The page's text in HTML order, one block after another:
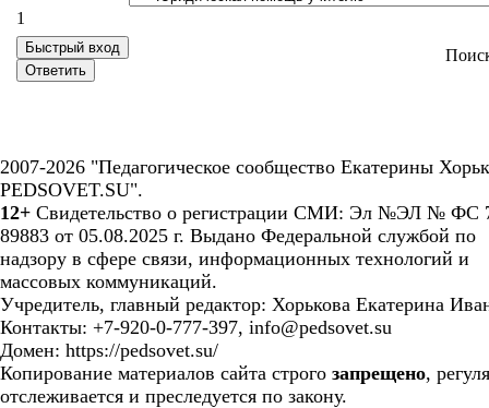
1
2007-2026 "Педагогическое сообщество Екатерины
PEDSOVET.SU".
12+ Свидетельство о регистрации СМИ: Эл №ЭЛ № ФС
89883 от 05.08.2025 г. Выдано Федеральной службой по
надзору в сфере связи, информационных технологий и
массовых коммуникаций.
Учредитель, главный редактор: Хорькова Екатерина
Контакты: +7-920-0-777-397, info@pedsovet.su
Домен: https://pedsovet.su/
Копирование материалов сайта строго запрещено,
отслеживается и преследуется по закону.